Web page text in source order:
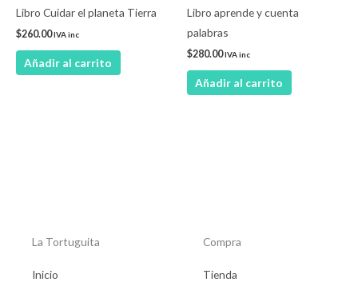
Libro Cuidar el planeta Tierra
$260.00IVA inc
Añadir al carrito
Libro aprende y cuenta
palabras
$280.00IVA inc
Añadir al carrito
La Tortuguita
Inicio
Compra
Tienda